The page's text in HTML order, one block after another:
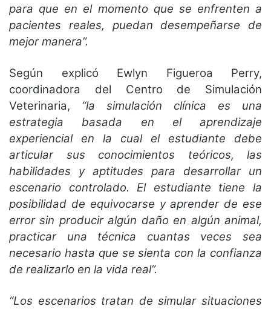
para que en el momento que se enfrenten a
pacientes reales, puedan desempeñarse de
mejor manera”.
Según explicó Ewlyn Figueroa Perry,
coordinadora del Centro de Simulación
Veterinaria, “la simulación clínica es una
estrategia basada en el aprendizaje
experiencial en la cual el estudiante debe
articular sus conocimientos teóricos, las
habilidades y aptitudes para desarrollar un
escenario controlado. El estudiante tiene la
posibilidad de equivocarse y aprender de ese
error sin producir algún daño en algún animal,
practicar una técnica cuantas veces sea
necesario hasta que se sienta con la confianza
de realizarlo en la vida real”.
“Los escenarios tratan de simular situaciones